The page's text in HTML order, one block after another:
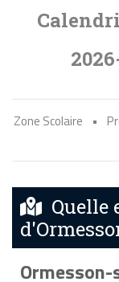
Zone Scolaire •
Quelle